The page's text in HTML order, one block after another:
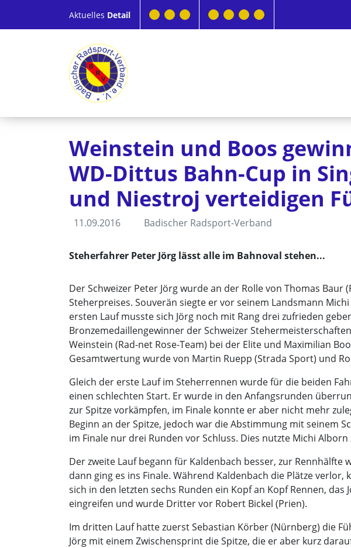
Aktuelles Detail
Weinstein und Boos
WD-Dittus Bahn-Cup in
und Niestroj verteidigen
11.09.2016 Badischer Radsport-Verband
Steherfahrer Peter Jörg lässt alle im Bahnoval stehen...
Der Schweizer Peter Jörg wurde an der Rolle von Thomas
Steherpreises. Souverän siegte er vor seinem Landsmann
ersten Lauf musste sich Jörg noch mit Rang drei zufrieden
Bronzemedaillengewinner der Schweizer
Weinstein (Rad-net Rose-Team) bei der Elite und Maximilian
Gesamtwertung wurde von Martin Ruepp (Strada Sport) und
Gleich der erste Lauf im Steherrennen wurde für die beiden
einen schlechten Start. Er wurde in den Anfangsrunden
zur Spitze vorkämpfen, im Finale konnte er aber nicht mehr
Beginn an der Spitze, jedoch war die Abstimmung mit seinem
im Finale nur drei Runden vor Schluss. Dies nutzte Michi Alborn
Der zweite Lauf begann für Kaldenbach besser, zur
dann ging es ins Finale. Während Kaldenbach die Plätze
sich in den letzten sechs Runden ein Kopf an Kopf Rennen,
eingreifen und wurde Dritter vor Robert Bickel (Prien).
Im dritten Lauf hatte zuerst Sebastian Körber (Nürnberg) die
Jörg mit einem Zwischensprint die Spitze, die er aber kurz